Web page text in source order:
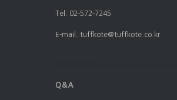
Tel. 02-572-7245
E-mail. tuffkote@tuffkote.co.kr